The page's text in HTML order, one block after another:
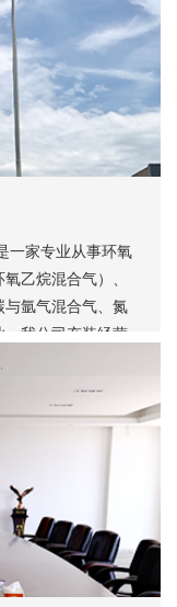
一家专业从事环氧
乙烷混合气）、
与氩气混合气、氮
。我公司充装经营
械灭菌行业享有
疗器械生产厂家
定的业务合作关
口业务，公司的
菲律宾、印度等
长趋势。自2020
化厅列入省级疫